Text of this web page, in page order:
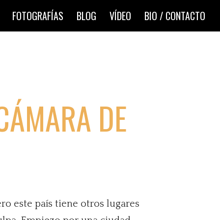
FOTOGRAFÍAS BLOG VÍDEO BIO / CONTACTO
DE
este país tiene otros lugares